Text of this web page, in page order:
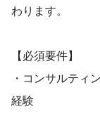
わります。
【必須要件】
・コンサルティ
経験